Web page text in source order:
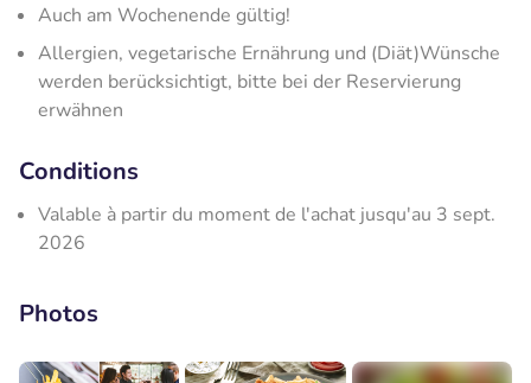
Auch am Wochenende gültig!
Allergien, vegetarische Ernährung und (Diät)Wünsche
werden berücksichtigt, bitte bei der Reservierung
erwähnen
Conditions
Valable à partir du moment de l'achat jusqu'au 3 sept.
2026
Photos